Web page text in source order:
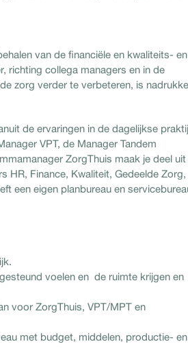
van de financiële en kwaliteits- en
richting collega managers en in de
zorg verder te verbeteren, is
de ervaringen in de dagelijkse
VPT, de Manager Tandem
ZorgThuis maak je deel uit
HR, Finance, Kwaliteit, Gedeelde Zorg,
een eigen planbureau en
voelen en de ruimte krijgen en
voor ZorgThuis, VPT/MPT en
met budget, middelen, productie- en